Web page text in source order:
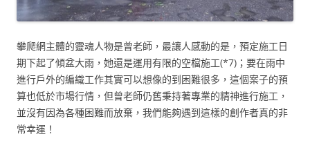
攀爬網主體的靈魂人物是曾老師，最讓人感動的是，預定施工日
期下起了傾盆大雨，她還是運用有限的空檔施工(*7)；要在雨中
進行戶外的編織工作其實可以想像的到困難很多，這個案子的預
算也低於市場行情，但曾老師仍舊秉持著專業的精神進行施工，
並沒有因為各種困難而放棄，我們能夠遇到這樣的創作者真的非
常幸運！